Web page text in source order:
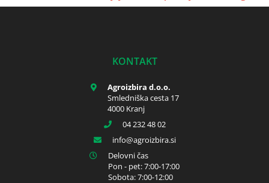
KONTAKT
Agroizbira d.o.o.
Smledniška cesta 17
4000 Kranj
04 232 48 02
info
agroizbira.si
Delovni čas
Pon - pet: 7:00-17:00
Sobota: 7:00-12:00